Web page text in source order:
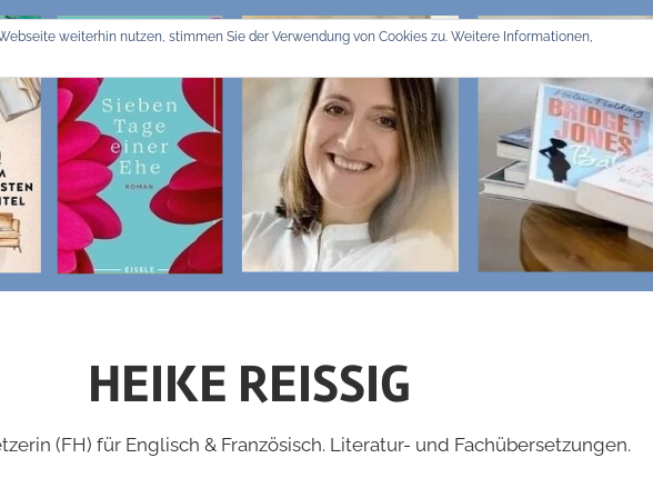
HEIKE REISSIG
(FH) für Englisch & Französisch. Literatur- und Fachübersetzungen.
weiterhin nutzen, stimmen Sie der Verwendung von Cookies zu. Weitere Informationen,